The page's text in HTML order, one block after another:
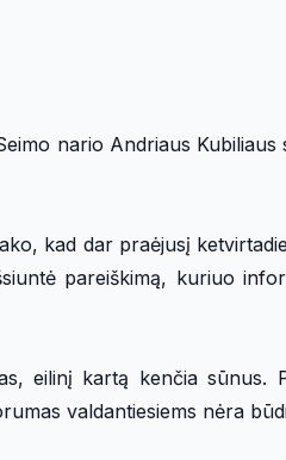
nario Andriaus
kad dar praėjusį
pareiškimą, kuriuo
eilinį kartą kenčia
valdantiesiems nėra